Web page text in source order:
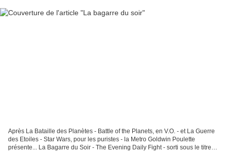
Après La Bataille des Planètes - Battle of the Planets, en V.O. - et La Guerre
des Etoiles - Star Wars, pour les puristes - la Metro Goldwin Poulette
présente... La Bagarre du Soir - The Evening Daily Fight - sorti sous le titre